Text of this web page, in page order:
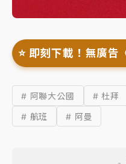
⭐️ 即刻下載！無廣
# 阿聯大公國 # 杜拜
# 航班
# 阿曼